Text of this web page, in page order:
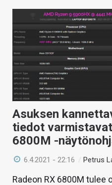
Asuksen
tiedot
6800M -
6.4.2021 - 22:16 /Petrus
Radeon RX 6800M tulee